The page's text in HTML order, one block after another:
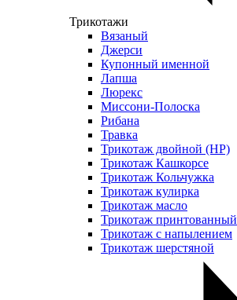
Трикотажи
Вязаный
Джерси
Купонный именной
Лапша
Люрекс
Миссони-Полоска
Рибана
Травка
Трикотаж двойной (НР)
Трикотаж Кашкорсе
Трикотаж Кольчужка
Трикотаж кулирка
Трикотаж масло
Трикотаж принтованный
Трикотаж с напылением
Трикотаж шерстяной